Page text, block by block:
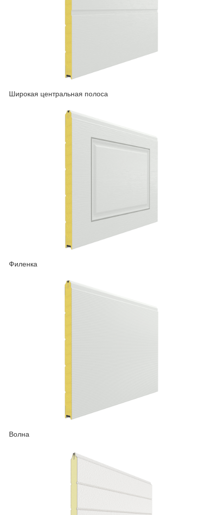
Широкая центральная полоса
Филенка
Волна